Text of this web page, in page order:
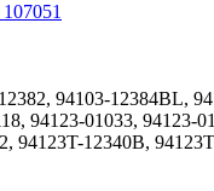
94103-12384BL,
94123-01033,
94123T-12340B,